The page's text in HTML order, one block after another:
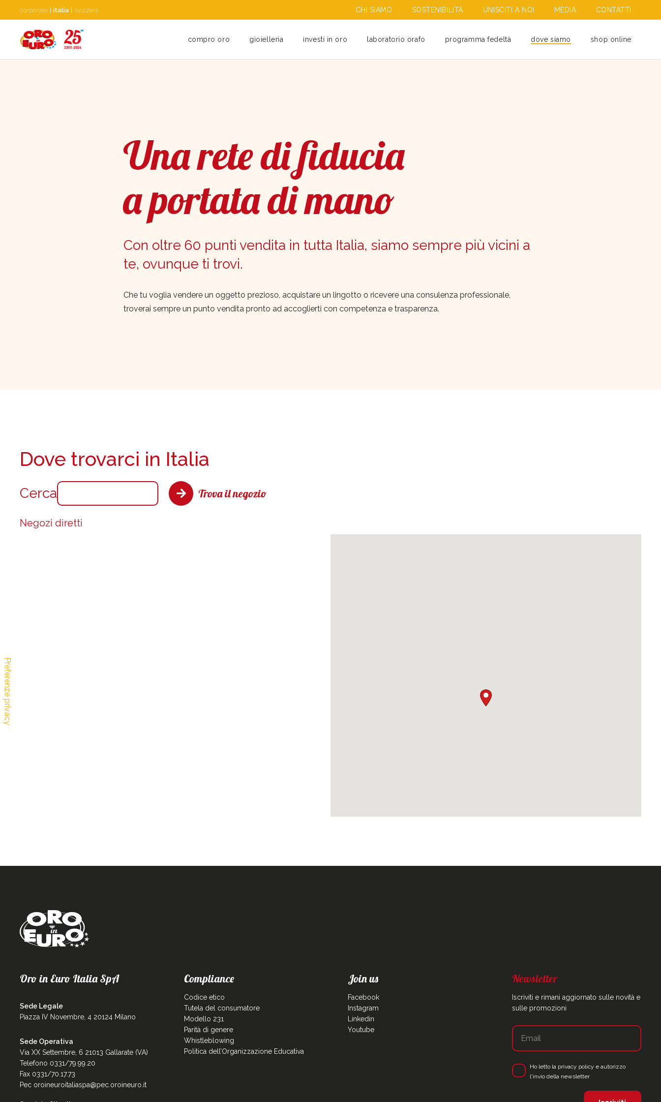
corporate italia svizzera CHI SIAMO SOSTENIBILITÀ UNISCITI A NOI MEDIA CONTATTI
compro oro gioielleria investi in oro laboratorio orafo programma fedeltà dove siamo shop online
Una rete di fiducia
a portata di mano
Con oltre 60 punti vendita in tutta Italia, siamo sempre più vicini a
te, ovunque ti trovi.
Che tu voglia vendere un oggetto prezioso, acquistare un lingotto o ricevere una consulenza professionale,
troverai sempre un punto vendita pronto ad accoglierti con competenza e trasparenza.
Cerca Trova il negozio
Dove trovarci in Italia
Negozi diretti
Oro in Euro Italia SpA
Sede Legale
Piazza IV Novembre, 4 20124 Milano
Sede Operativa
Via XX Settembre, 6 21013 Gallarate (VA)
Telefono 0331/79.99.20
Fax 0331/70.17.73
Pec oroineuroitaliaspa@pec.oroineuro.it
Compliance
Codice etico
Tutela del consumatore
Modello 231
Parità di genere
Whistleblowing
Politica dell’Organizzazione Educativa
Join us
Facebook
Instagram
Linkedin
Youtube
Newsletter
Iscriviti e rimani aggiornato sulle novità e
sulle promozioni
Ho letto la privacy policy e autorizzo
l'invio della newsletter